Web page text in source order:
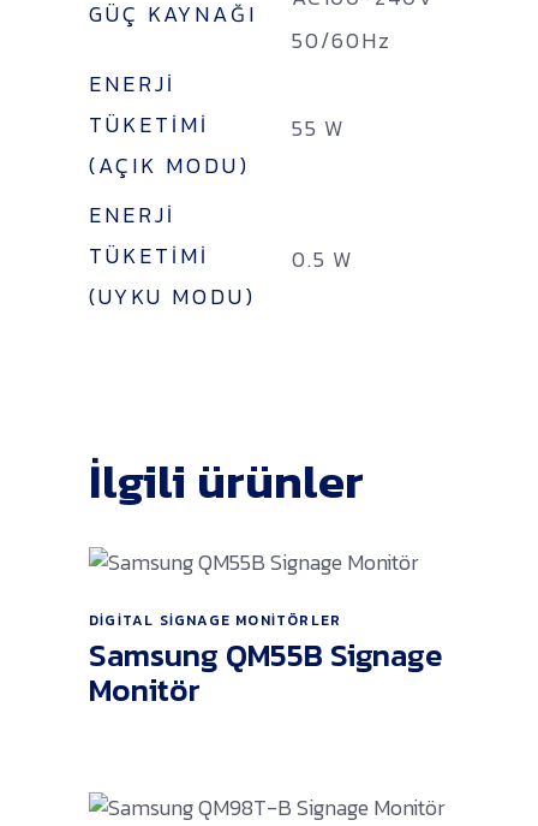
GÜÇ KAYNAĞI
50/60Hz
ENERJI
TÜKETIMI
(AÇIK MODU)
55 W
ENERJI
TÜKETIMI
(UYKU MODU)
0.5 W
İlgili ürünler
DIGITAL SIGNAGE MONITÖRLER
Samsung QM55B Signage
Monitör